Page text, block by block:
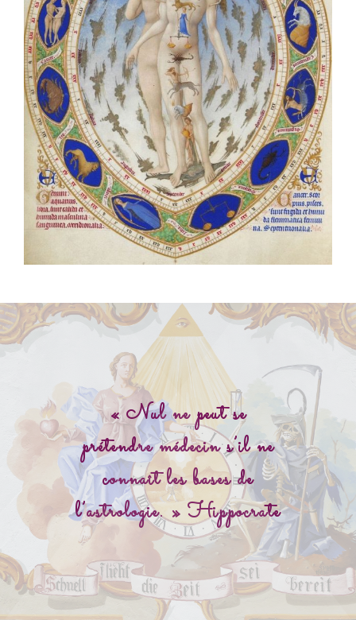
« Nul ne peut se
prétendre médecin s’il ne
connaît les bases de
l’astrologie. » Hippocrate